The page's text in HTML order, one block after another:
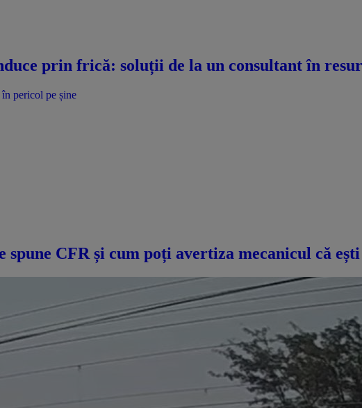
prin frică: soluții de la un consultant în
pericol pe șine
CFR și cum poți avertiza mecanicul că